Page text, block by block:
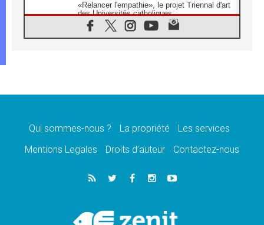
«Relancer l'empathie», le projet Triennal d'art
des Universités catholiques
08.08.2026
Signis 2026, donner la parole aux religieuses
07.08.2026
07.08.2026
de l'Assomption et mémoire nationale
«La paix commence par l'empathie» estime
le cardinal Parolin
En Colombie, «la paix ne s'achète pas avec
une signature»
Qui sommes-nous ? La propriété
Les services
Mentions Legales
Droits d’auteur Contactez-nous